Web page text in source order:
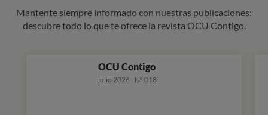
Mantente siempre informado con nuestras publicaciones:
descubre todo lo que te ofrece la revista OCU Contigo.
OCU Contigo
julio 2026 - Nº 018